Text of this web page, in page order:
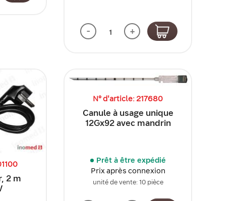
- +
2 m
N° d'article: 217680
Canule à usage unique
12Gx92 avec mandrin
Prêt à être expédié
Prix après connexion
unité de vente: 10 pièce